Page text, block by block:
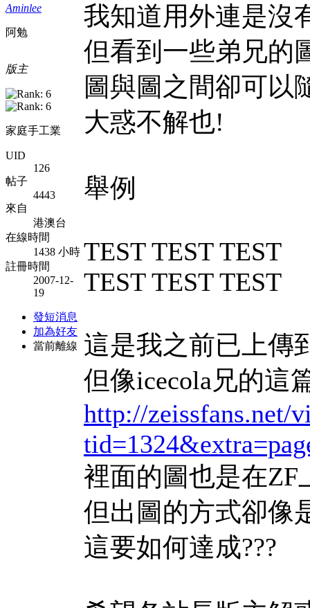
Aminlee
阿勉
版主
家庭手工業
UID
126
帖子
4443
來自
港澳台
在線時間
1438 小時
註冊時間
2007-12-
19
發短消息
加為好友
當前離線
我知道用外連是沒
但看到一些弟兄的
圖與圖之間卻可以
大惑不解也!
舉例
TEST TEST TEST
TEST TEST TEST
這是我之前已上傳
但像icecola兄的這
http://zeissfans.net/
裡面的圖也是在ZF
但出圖的方式卻像
這要如何達成???